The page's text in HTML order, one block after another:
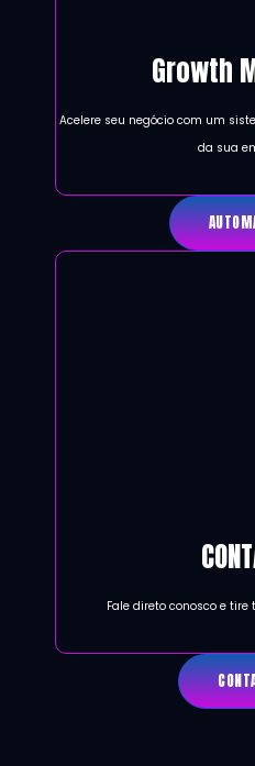
Growth
Acelere seu negócio com um
da sua
Fale direto conosco e